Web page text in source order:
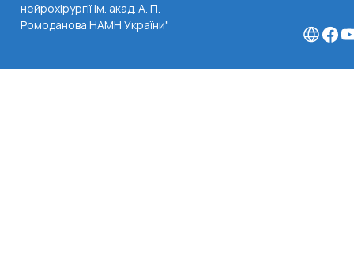
нейрохірургії ім. акад. А. П.
Ромоданова НАМН України"